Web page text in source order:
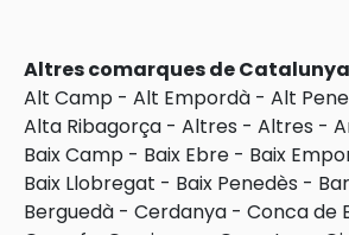
Altres comarques de Catalunya
Alt Camp - Alt Empordà - Alt
Alta Ribagorça - Altres - Altres -
Baix Camp - Baix Ebre - Baix
Baix Llobregat - Baix Penedès -
Berguedà - Cerdanya - Conca de